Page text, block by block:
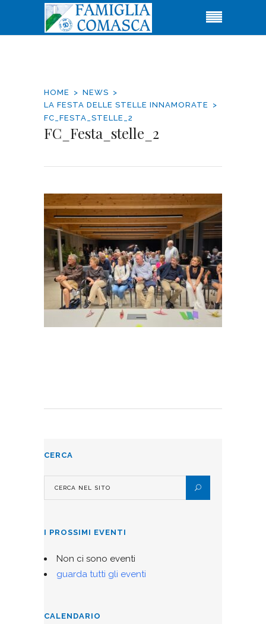
HOME
NEWS
LA FESTA DELLE STELLE INNAMORATE
FC_FESTA_STELLE_2
FC_Festa_stelle_2
CERCA
I PROSSIMI EVENTI
Non ci sono eventi
guarda tutti gli eventi
CALENDARIO